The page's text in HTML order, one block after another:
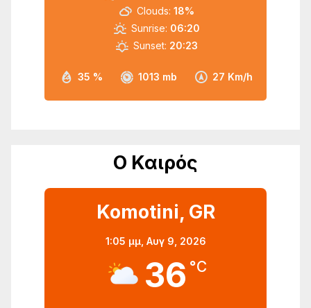
35 % 1013 mb 27 Km/h
Clouds: 18%
Sunrise: 06:20
Sunset: 20:23
Ο Καιρός
Komotini, GR
1:05 μμ, Αυγ 9, 2026
36 °C